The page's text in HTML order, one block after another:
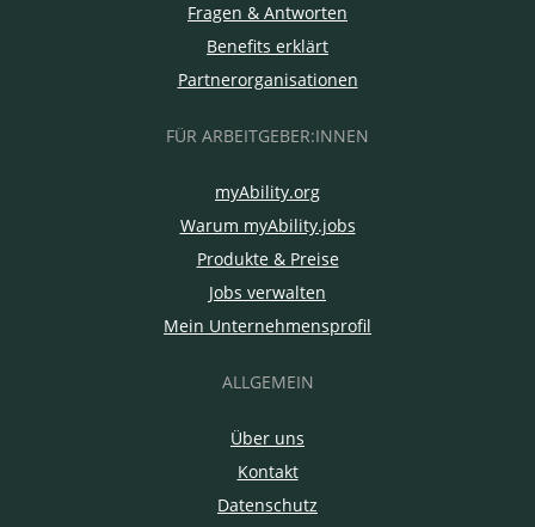
Fragen & Antworten
Benefits erklärt
Partnerorganisationen
FÜR ARBEITGEBER:INNEN
myAbility.org
Warum myAbility.jobs
Produkte & Preise
Jobs verwalten
Mein Unternehmensprofil
ALLGEMEIN
Über uns
Kontakt
Datenschutz